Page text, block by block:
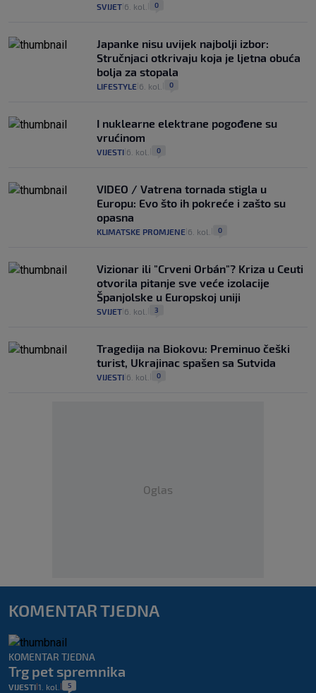
SVIJET 6. kol. 0
Japanke nisu uvijek najbolji izbor:
Stručnjaci otkrivaju koja je ljetna obuća
bolja za stopala
LIFESTYLE 6. kol. 0
I nuklearne elektrane pogođene su
vrućinom
VIJESTI 6. kol. 0
VIDEO / Vatrena tornada stigla u
Europu: Evo što ih pokreće i zašto su
opasna
KLIMATSKE PROMJENE 6. kol. 0
Vizionar ili "Crveni Orbán"? Kriza u Ceuti
otvorila pitanje sve veće izolacije
Španjolske u Europskoj uniji
SVIJET 6. kol. 3
Tragedija na Biokovu: Preminuo češki
turist, Ukrajinac spašen sa Sutvida
VIJESTI 6. kol. 0
Oglas
KOMENTAR TJEDNA
KOMENTAR TJEDNA
Trg pet spremnika
VIJESTI 1. kol. 5